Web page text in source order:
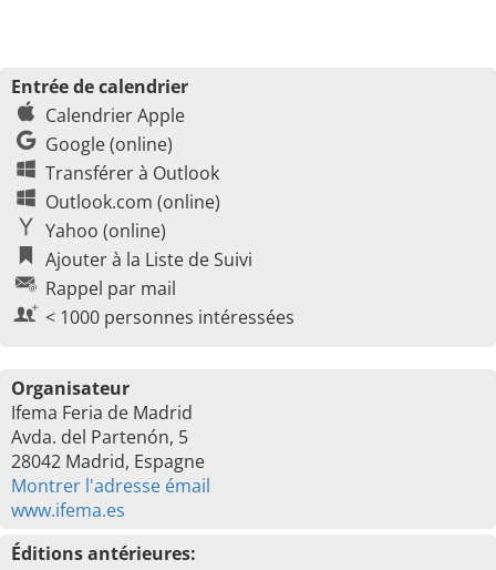
Entrée de calendrier
Calendrier Apple
Google (online)
Transférer à Outlook
Outlook.com (online)
Yahoo (online)
Ajouter à la Liste de Suivi
Rappel par mail
< 1000 personnes intéressées
Organisateur
Ifema Feria de Madrid
Avda. del Partenón, 5
28042 Madrid, Espagne
Montrer l'adresse émail
www.ifema.es
Éditions antérieures: